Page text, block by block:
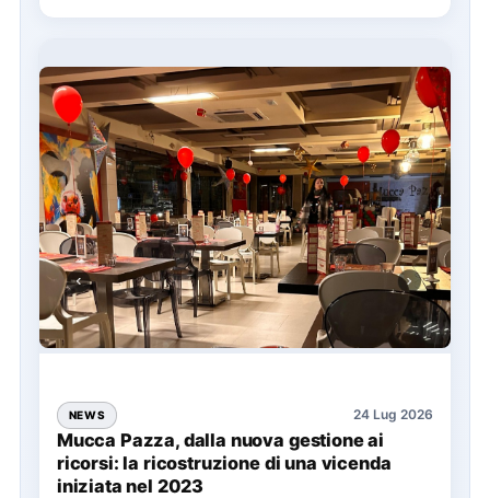
NEWS 24 Lug 2026
Mucca Pazza, dalla nuova gestione ai
ricorsi: la ricostruzione di una vicenda
iniziata nel 2023